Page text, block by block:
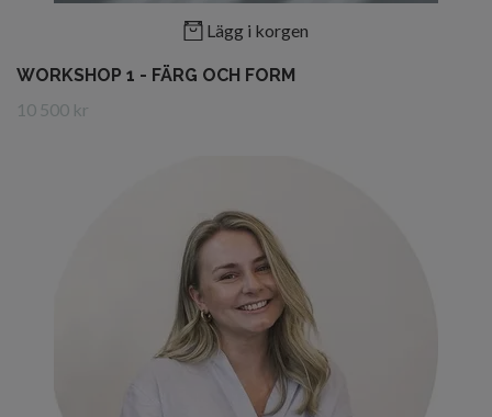
Lägg i korgen
WORKSHOP 1 - FÄRG OCH FORM
10 500 kr